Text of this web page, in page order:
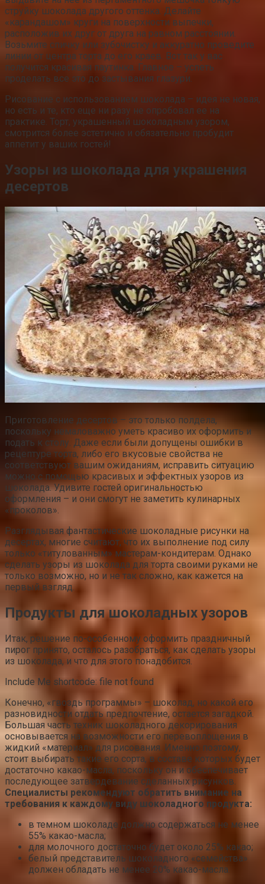
струйку шоколада другого оттенка. Делайте
«карандашом» круги на поверхности выпечки,
расположив их друг от друга на равном расстоянии.
Возьмите спичку или зубочистку и аккуратно проведите
линии от центра торта до его краев. Вот так у вас
получится красивая паутинка. Главное – успеть
проделать все это до застывания глазури.
Рисование с использованием шоколада – идея не новая,
но есть и те, кто еще ни разу не опробовал ее на
практике. Торт, украшенный шоколадным узором,
смотрится более эстетично и обязательно пробудит
аппетит у ваших гостей!
Узоры из шоколада для украшения
десертов
Приготовление десертов – это только полдела,
поскольку немаловажно уметь красиво их оформить и
подать к столу. Даже если были допущены ошибки в
рецептуре торта, либо его вкусовые свойства не
соответствуют вашим ожиданиям, исправить ситуацию
можно с помощью красивых и эффектных узоров из
шоколада. Удивите гостей оригинальностью
оформления – и они смогут не заметить кулинарных
«проколов».
Разглядывая фантастические шоколадные рисунки на
десертах, многие считают, что их выполнение под силу
только «титулованным» мастерам-кондитерам. Однако
сделать узоры из шоколада для торта своими руками не
только возможно, но и не так сложно, как кажется на
первый взгляд.
Продукты для шоколадных узоров
Итак, решение по-особенному оформить праздничный
пирог принято, осталось разобраться, как сделать узоры
из шоколада, и что для этого понадобится.
Include Me shortcode: file not found
Конечно, «гвоздь программы» – шоколад, но какой его
разновидности отдать предпочтение, остается загадкой.
Большая часть техник шоколадного декорирования
основывается на возможности его перевоплощения в
жидкий «материал» для рисования. Именно поэтому,
стоит выбирать такие его сорта, в составе которых будет
достаточно какао-масла, поскольку он и обеспечивает
последующее затвердевание сделанных рисунков.
Специалисты рекомендуют обратить внимание на
требования к каждому виду шоколадного продукта:
в темном шоколаде должно содержаться не менее
55% какао-масла;
для молочного достаточно будет около 25% какао;
белый представитель шоколадного «семейства»
должен обладать не менее 20% какао-масла.